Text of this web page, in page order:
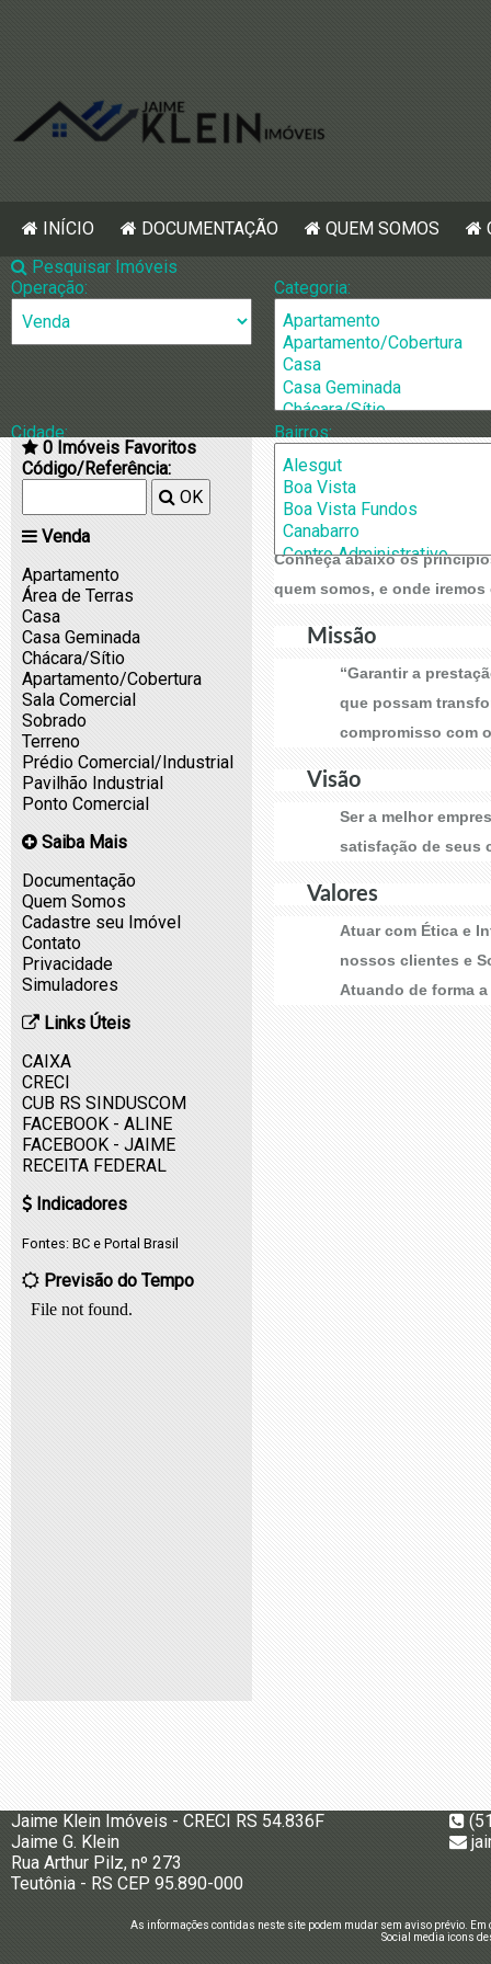
INÍCIO DOCUMENTAÇÃO QUEM SOMOS
Pesquisar Imóveis
Operação:
Categoria:
Cidade: Bairros:
0 Imóveis Favoritos
Código/Referência:
OK
Venda
Apartamento
Área de Terras
Casa
Casa Geminada
Chácara/Sítio
Apartamento/Cobertura
Sala Comercial
Sobrado
Terreno
Prédio Comercial/Industrial
Pavilhão Industrial
Ponto Comercial
Saiba Mais
Documentação
Quem Somos
Cadastre seu Imóvel
Contato
Privacidade
Simuladores
Links Úteis
CAIXA
CRECI
CUB RS SINDUSCOM
FACEBOOK - ALINE
FACEBOOK - JAIME
RECEITA FEDERAL
Indicadores
Fontes: BC e Portal Brasil
Previsão do Tempo
Quem Somos
Princípios
Conheça abaixo os
quem somos, e onde iremos
Missão
“Garantir a
que possam
compromisso com
Visão
Ser a melhor
satisfação de seus
Valores
Atuar com Ética e
nossos clientes e
Atuando de forma
Jaime Klein Imóveis - CRECI RS 54.836F
Jaime G. Klein
Rua Arthur Pilz, nº 273
Teutônia - RS CEP 95.890-000
As informações contidas neste site podem mudar sem aviso prévio.
Social media icons